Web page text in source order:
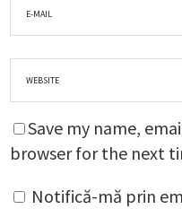
Save my name,
browser for the next
Notifică-mă prin